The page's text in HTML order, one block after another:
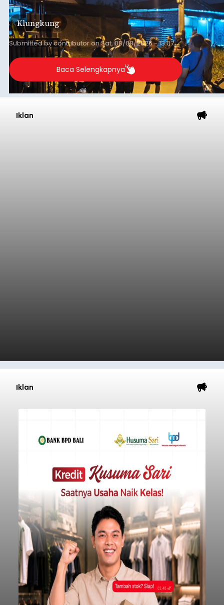
keributan di barat Pasar Galiran, peristiwa serupa
kini menimpa seorang pemuda asal Kabupaten
Sumba Barat Daya (SBD), Nusa Tenggara Timur
(NTT).
Klungkung
Submitted bycontributoronSat, 08/08/2026 - 13:07
Baca Selengkapnya
Iklan
Iklan